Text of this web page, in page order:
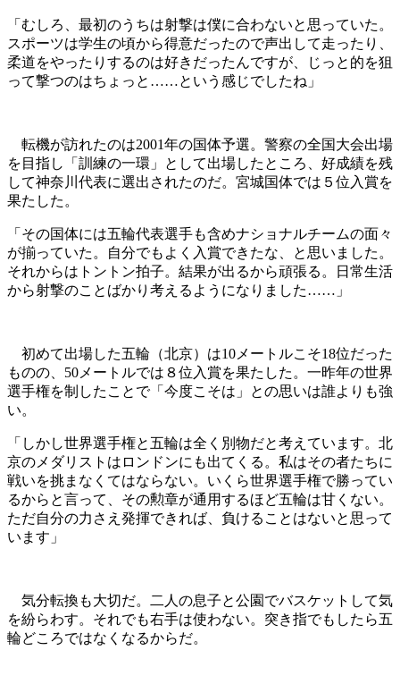
「むしろ、最初のうちは射撃は僕に合わないと思っていた。
スポーツは学生の頃から得意だったので声出して走ったり、
柔道をやったりするのは好きだったんですが、じっと的を狙
って撃つのはちょっと……という感じでしたね」
転機が訪れたのは2001年の国体予選。警察の全国大会出場
を目指し「訓練の一環」として出場したところ、好成績を残
して神奈川代表に選出されたのだ。宮城国体では５位入賞を
果たした。
「その国体には五輪代表選手も含めナショナルチームの面々
が揃っていた。自分でもよく入賞できたな、と思いました。
それからはトントン拍子。結果が出るから頑張る。日常生活
から射撃のことばかり考えるようになりました……」
初めて出場した五輪（北京）は10メートルこそ18位だった
ものの、50メートルでは８位入賞を果たした。一昨年の世界
選手権を制したことで「今度こそは」との思いは誰よりも強
い。
「しかし世界選手権と五輪は全く別物だと考えています。北
京のメダリストはロンドンにも出てくる。私はその者たちに
戦いを挑まなくてはならない。いくら世界選手権で勝ってい
るからと言って、その勲章が通用するほど五輪は甘くない。
ただ自分の力さえ発揮できれば、負けることはないと思って
います」
気分転換も大切だ。二人の息子と公園でバスケットして気
を紛らわす。それでも右手は使わない。突き指でもしたら五
輪どころではなくなるからだ。